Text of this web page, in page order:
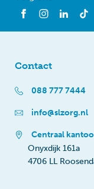
Contact
088 777 7444
info@slzorg.nl
Centraal
Onyxdijk 161a
4706 LL